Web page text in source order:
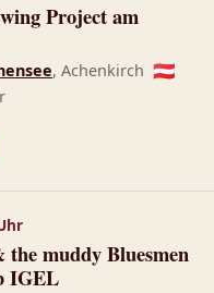
Project am
, Achenkirch 🇦🇹
muddy Bluesmen
IGEL